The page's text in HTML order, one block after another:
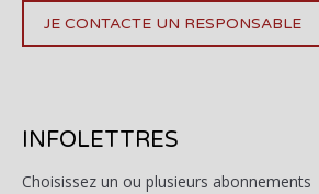
JE CONTACTE UN RESPONSABLE
INFOLETTRES
Choisissez un ou plusieurs abonnements